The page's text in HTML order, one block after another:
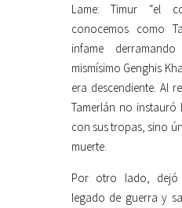
Lame: Timur “el
conocemos como
infame
mismísimo Genghis
era descendiente. Al
Tamerlán no
con sus tropas, sino
muerte.
Por otro lado,
legado de guerra y